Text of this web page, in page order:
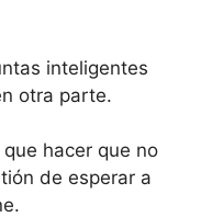
inteligentes
otra parte.
hacer que no
de esperar a